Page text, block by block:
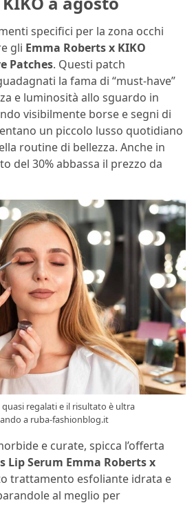
specifici per la zona occhi
gli Emma Roberts x KIKO
Patches. Questi patch
la fama di “must-have”
e luminosità allo sguardo in
visibilmente borse e segni di
un piccolo lusso quotidiano
routine di bellezza. Anche in
del 30% abbassa il prezzo da
regalati e il risultato è ultra
a ruba-fashionblog.it
e curate, spicca l’offerta
Lip Serum Emma Roberts x
trattamento esfoliante idrata e
al meglio per